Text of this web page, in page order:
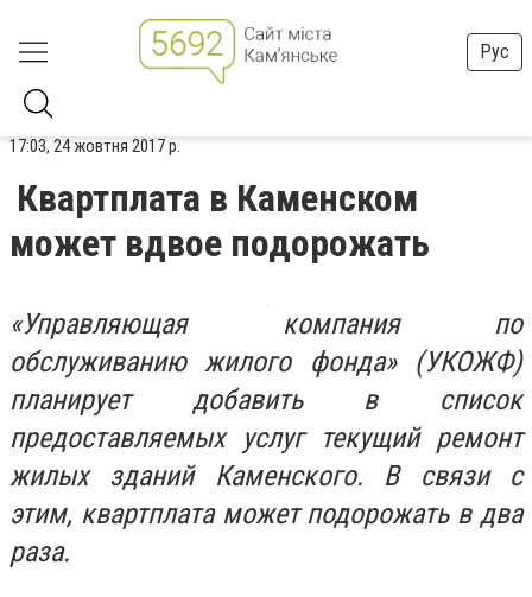
Рус
17:03, 24 жовтня 2017 р.
Квартплата в Каменском
может вдвое подорожать
«Управляющая компания по
обслуживанию жилого фонда» (УКОЖФ)
планирует добавить в список
предоставляемых услуг текущий ремонт
жилых зданий Каменского. В связи с
этим, квартплата может подорожать в два
раза.